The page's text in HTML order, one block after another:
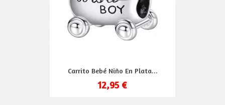
Carrito Bebé Niño En Plata...
12,95 €